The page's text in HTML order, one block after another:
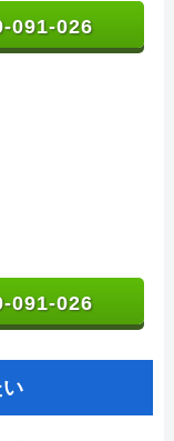
091-026
091-026